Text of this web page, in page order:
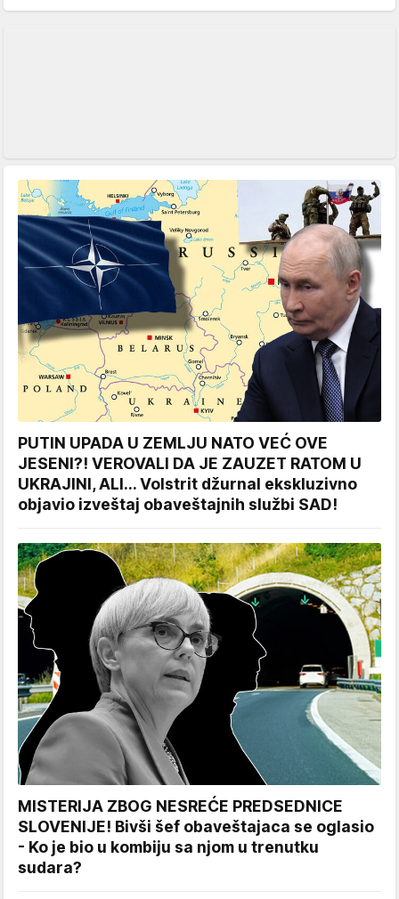
PUTIN UPADA U ZEMLJU NATO VEĆ OVE
JESENI?! VEROVALI DA JE ZAUZET RATOM U
UKRAJINI, ALI... Volstrit džurnal ekskluzivno
objavio izveštaj obaveštajnih službi SAD!
MISTERIJA ZBOG NESREĆE PREDSEDNICE
SLOVENIJE! Bivši šef obaveštajaca se oglasio
- Ko je bio u kombiju sa njom u trenutku
sudara?